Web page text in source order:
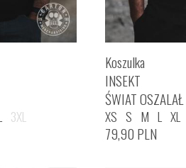
3XL
Koszulka
INSEKT
ŚWIAT OSZALAŁ
XS S M L XL
79,90 PLN